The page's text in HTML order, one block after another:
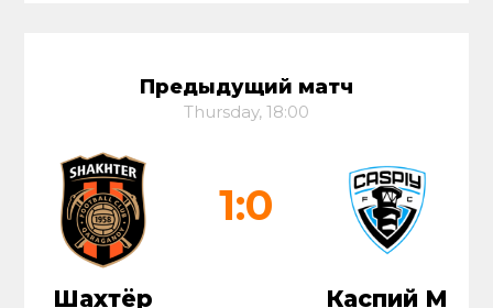
Предыдущий матч
Thursday, 18:00
Шахтёр
1:0
Каспий М